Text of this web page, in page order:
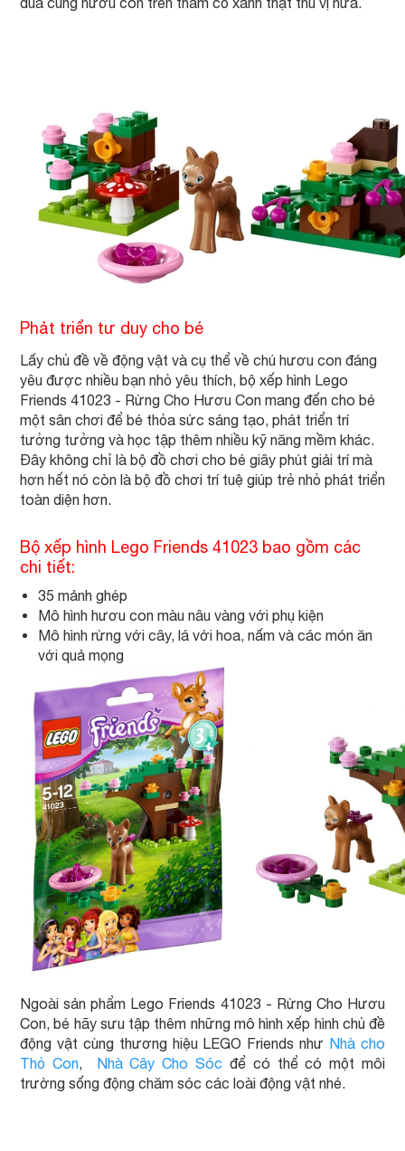
Phảt triển tư duy cho bé
Lấy chủ đề về động vật và cụ thể về chú hươu con đáng
yêu được nhiều bạn nhỏ yêu thích, bộ xếp hình Lego
Friends 41023 - Rừng Cho Hươu Con mang đến cho bé
một sân chơi để bé thỏa sức sáng tạo, phát triển trí
tưởng tưởng và học tập thêm nhiều kỹ năng mềm khác.
Đây không chỉ là bộ đồ chơi cho bé giây phút giải trí mà
hơn hết nó còn là bộ đồ chơi trí tuệ giúp trẻ nhỏ phát triển
toàn diện hơn.
Bộ xếp hình Lego Friends 41023 bao gồm các
chi tiết:
35 mảnh ghép
Mô hình hươu con màu nâu vàng với phụ kiện
Mô hình rừng với cây, lá với hoa, nấm và các món ăn
với quả mọng
Ngoài sản phẩm Lego Friends 41023 - Rừng Cho Hươu
Con, bé hãy sưu tập thêm những mô hình xếp hình chủ đề
động vật cùng thương hiệu LEGO Friends như Nhà cho
Thỏ Con, Nhà Cây Cho Sóc để có thể có một môi
trường sống động chăm sóc các loài động vật nhé.